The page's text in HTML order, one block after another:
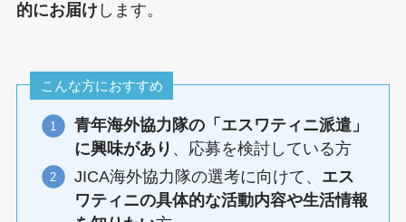
的にお届けします。
こんな方におすすめ
青年海外協力隊の「エスワティニ派遣」
に興味があり 、応募を検討している方
JICA海外協力隊の選考に向けて、 エス
ワティニの具体的な活動内容や生活情報